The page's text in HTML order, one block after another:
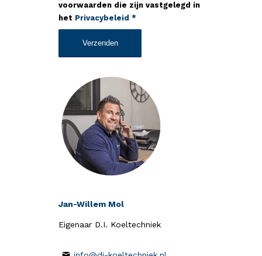
voorwaarden die zijn vastgelegd in
het Privacybeleid *
Jan-Willem Mol
Eigenaar D.I. Koeltechniek